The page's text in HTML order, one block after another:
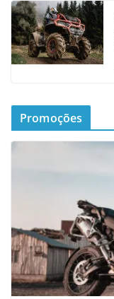
Promoções